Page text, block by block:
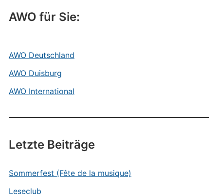
AWO für Sie:
AWO Deutschland
AWO Duisburg
AWO International
Letzte Beiträge
Sommerfest (Fête de la musique)
Leseclub